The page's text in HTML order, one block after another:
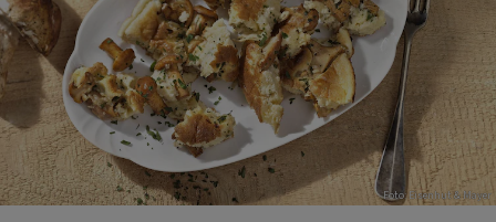
Foto: Eisenhut & Mayer